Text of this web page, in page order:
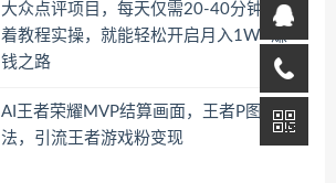
大众点评项目，每天仅需20-40分钟，跟
着教程实操，就能轻松开启月入1W+賺
钱之路
AI王者荣耀MVP结算画面，王者P图新玩
法，引流王者游戏粉变现